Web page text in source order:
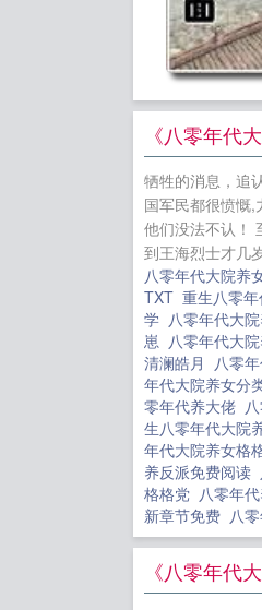
《八零年代
牺牲的消息，追
国军民都很愤慨
他们没法不认！
到王海烈士才几
八零年代大院养
TXT 重生八零
学 八零年代大
崽 八零年代大
清澜皓月 八零
年代大院养女分
零年代养大佬
生八零年代大院
年代大院养女格
养反派免费阅读
格格党 八零年
新章节免费 八
《八零年代